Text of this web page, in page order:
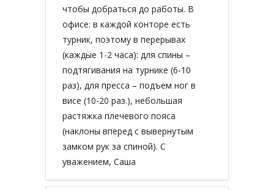
чтобы добраться до работы. В
офисе: в каждой конторе есть
турник, поэтому в перерывах
(каждые 1-2 часа): для спины –
подтягивания на турнике (6-10
раз), для пресса – подъем ног в
висе (10-20 раз.), небольшая
растяжка плечевого пояса
(наклоны вперед с вывернутым
замком рук за спиной). С
уважением, Саша